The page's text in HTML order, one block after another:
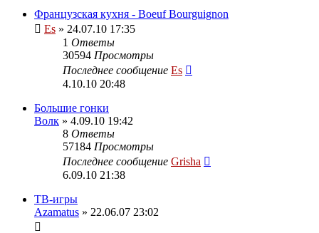
Французская кухня - Boeuf Bourguignon
Es » 24.07.10 17:35
1 Ответы
30594 Просмотры
Последнее сообщение Es
4.10.10 20:48
Большие гонки
Волк » 4.09.10 19:42
8 Ответы
57184 Просмотры
Последнее сообщение Grisha
6.09.10 21:38
ТВ-игры
Azamatus » 22.06.07 23:02